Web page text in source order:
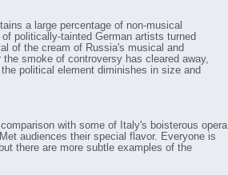
a large percentage of non-musical
politically-tainted German artists turned
of the cream of Russia's musical and
smoke of controversy has cleared away,
political element diminishes in size and
with some of Italy's boisterous opera
audiences their special flavor. Everyone is
there are more subtle examples of the